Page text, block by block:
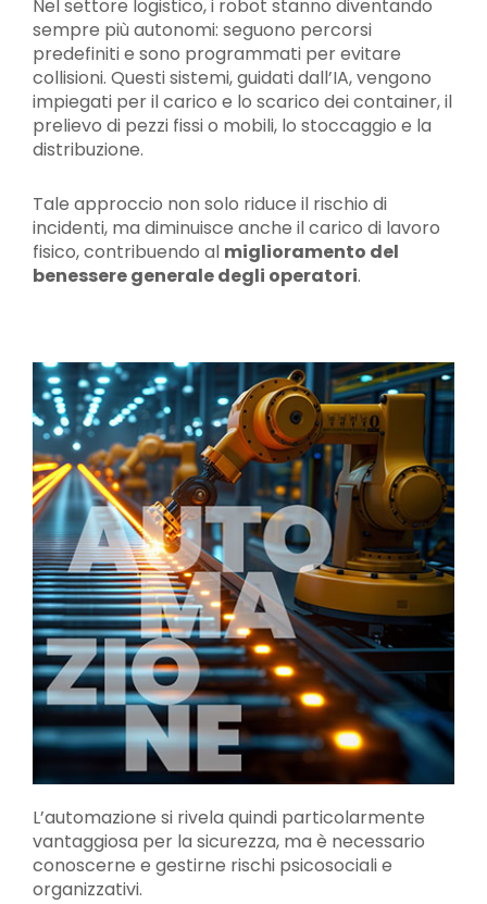
Nel settore logistico, i robot stanno diventando
sempre più autonomi: seguono percorsi
predefiniti e sono programmati per evitare
collisioni. Questi sistemi, guidati dall’IA, vengono
impiegati per il carico e lo scarico dei container, il
prelievo di pezzi fissi o mobili, lo stoccaggio e la
distribuzione.
Tale approccio non solo riduce il rischio di
incidenti, ma diminuisce anche il carico di lavoro
fisico, contribuendo al miglioramento del
benessere generale degli operatori.
L’automazione si rivela quindi particolarmente
vantaggiosa per la sicurezza, ma è necessario
conoscerne e gestirne rischi psicosociali e
organizzativi.